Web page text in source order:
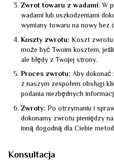
Zwrot towaru z wadami: W
wadami lub uszkodzeniami
wymiany towaru na nowy bez
Koszty zwrotu: Koszt zwrotu
może być Twoim kosztem,
ale błędy z Twojej strony.
Proces zwrotu: Aby
z naszym zespołem obsługi
podania niezbędnych
Zwroty: Po otrzymaniu i
dokonamy zwrotu pieniędzy
inną dogodną dla Ciebie
Konsultacja